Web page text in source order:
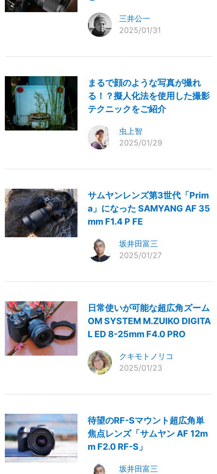
三井公一
2025/01/31
まるで顔のような写真が撮れ
る！？擬人化法を使用した撮影
テクニックをご紹介
虫上智
2025/01/29
サムヤンレンズ第3世代「Prim
a」になった SAMYANG AF 35
mm F1.4 P FE
坂井田富三
2025/01/27
日常使いが可能な超広角ズーム
OM SYSTEM M.ZUIKO DIGITA
L ED 8-25mm F4.0 PRO
クキモトノリコ
2025/01/23
待望のRF-Sマウント超広角単
焦点レンズ「サムヤン AF 12m
m F2.0 RF-S」
坂井田富三